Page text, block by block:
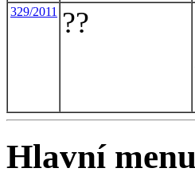
329/2011 ??
Hlavní menu